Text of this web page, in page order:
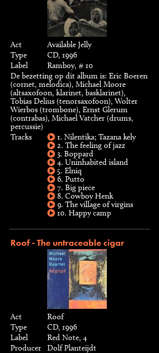
Act
Available Jelly
Type
CD, 1996
Label
Ramboy, # 10
De bezetting op dit album is: Eric Boeren
(cornet, melodica), Michael Moore
(altsaxofoon, klarinet, basklarinet),
Tobias Delius (tenorsaxofoon), Wolter
Wierbos (trombone), Ernst Glerum
(contrabas), Michael Vatcher (drums,
percussie)
Tracks
1. Nilentika; Tazana kely
2. The feeling of jazz
3. Boppard
4. Uninhabited island
5. Elniq
6. Putto
7. Big piece
8. Cowboy Henk
9. The village of virgins
10. Happy camp
Roof - The untraceable cigar
Act
Roof
Type
CD, 1996
Label
Red Note, 4
Producer
Dolf Planteijdt